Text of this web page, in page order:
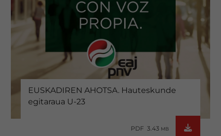
EUSKADIREN AHOTSA. Hauteskunde
egitaraua U-23
PDF 3.43 MB